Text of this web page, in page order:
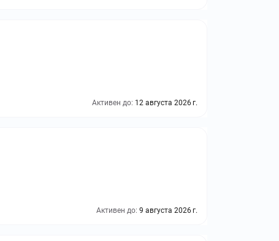
Активен до: 12 августа 2026 г.
Активен до: 9 августа 2026 г.